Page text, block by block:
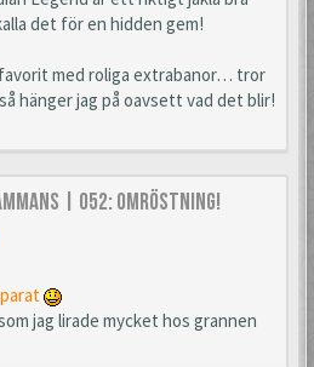
det för en hidden gem!
med roliga extrabanor… tror
hänger jag på oavsett vad det blir!
| 052: Omröstning!
jag lirade mycket hos grannen